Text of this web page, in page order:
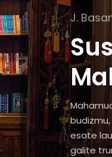
J.
esate
galite